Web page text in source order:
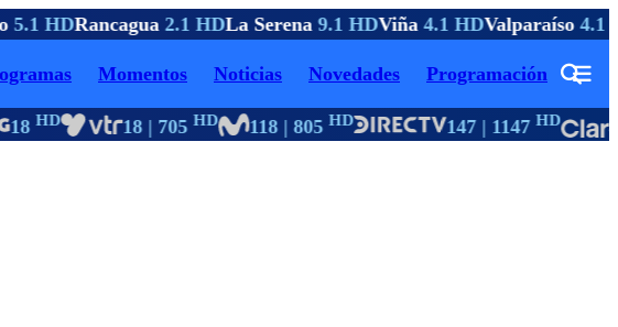
5.1 HDRancagua2.1 HDLa Serena9.1 HDViña4.1 HDValparaíso4.1
Momentos Noticias Novedades Programación
HD 18 | 705HD 118 | 805HD 147 | 1147HD